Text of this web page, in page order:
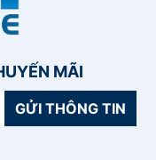
MÃI
GỬI THÔNG TIN